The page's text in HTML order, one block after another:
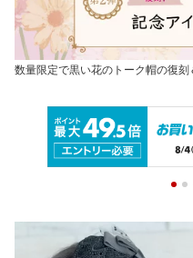
数量限定で黒い花のトーク帽の復刻